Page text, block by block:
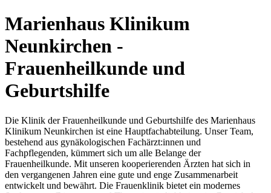
Marienhaus Klinikum
Neunkirchen -
Frauenheilkunde und
Geburtshilfe
Die Klinik der Frauenheilkunde und Geburtshilfe des Marienhaus
Klinikum Neunkirchen ist eine Hauptfachabteilung. Unser Team,
bestehend aus gynäkologischen Fachärzt:innen und
Fachpflegenden, kümmert sich um alle Belange der
Frauenheilkunde. Mit unseren kooperierenden Ärzten hat sich in
den vergangenen Jahren eine gute und enge Zusammenarbeit
entwickelt und bewährt. Die Frauenklinik bietet ein modernes